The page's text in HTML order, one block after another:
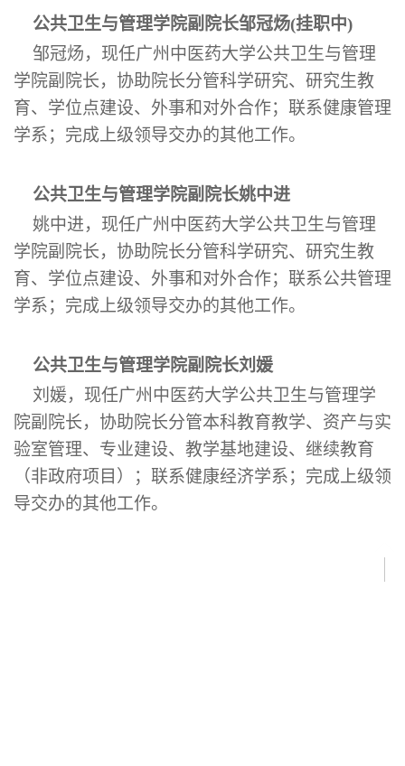
公共卫生与管理学院副院长邹冠炀(挂职中)
邹冠炀，现任广州中医药大学公共卫生与管理
学院副院长，协助院长分管科学研究、研究生教
育、学位点建设、外事和对外合作；联系健康管理
学系；完成上级领导交办的其他工作。
公共卫生与管理学院副院长姚中进
姚中进，现任广州中医药大学公共卫生与管理
学院副院长，协助院长分管科学研究、研究生教
育、学位点建设、外事和对外合作；联系公共管理
学系；完成上级领导交办的其他工作。
公共卫生与管理学院副院长刘媛
刘媛，现任广州中医药大学公共卫生与管理学
院副院长，协助院长分管本科教育教学、资产与实
验室管理、专业建设、教学基地建设、继续教育
（非政府项目）；联系健康经济学系；完成上级领
导交办的其他工作。